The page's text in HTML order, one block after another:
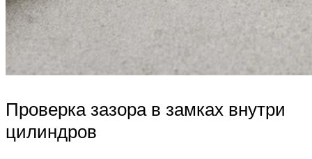
Проверка зазора в замках внутри
цилиндров